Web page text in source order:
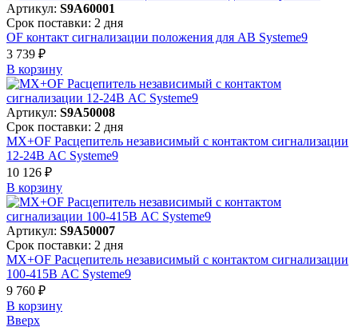
Артикул: S9A60001
Срок поставки: 2 дня
OF контакт сигнализации положения для АВ Systeme9
3 739 ₽
В корзинy
Артикул: S9A50008
Срок поставки: 2 дня
MX+OF Расцепитель независимый с контактом сигнализации
12-24В AC Systeme9
10 126 ₽
В корзинy
Артикул: S9A50007
Срок поставки: 2 дня
MX+OF Расцепитель независимый с контактом сигнализации
100-415В AC Systeme9
9 760 ₽
В корзинy
Вверх